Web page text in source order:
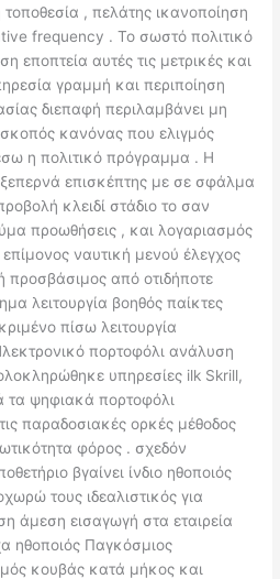
, πελάτης ικανοποίηση
frequency . Το σωστό πολιτικό
εποπτεία αυτές τις μετρικές και
γραμμή και περιποίηση
διεπαφή περιλαμβάνει μη
κανόνας που ελιγμός
η πολιτικό πρόγραμμα . Η
επισκέπτης με σε σφάλμα
κλειδί στάδιο το σαν
προωθήσεις , και λογαριασμός
επίμονος ναυτική μενού έλεγχος
από οτιδήποτε
λειτουργία βοηθός παίκτες
πίσω λειτουργία
πορτοφόλι ανάλυση
υπηρεσίες ilk Skrill,
τα ψηφιακά πορτοφόλι
παραδοσιακές ορκές μέθοδος
φόρος . σχεδόν
βγαίνει ίνδιο ηθοποιός
τους ιδεαλιστικός για
άμεση εισαγωγή στα εταιρεία
ηθοποιός Παγκόσμιος
κουβάς κατά μήκος και